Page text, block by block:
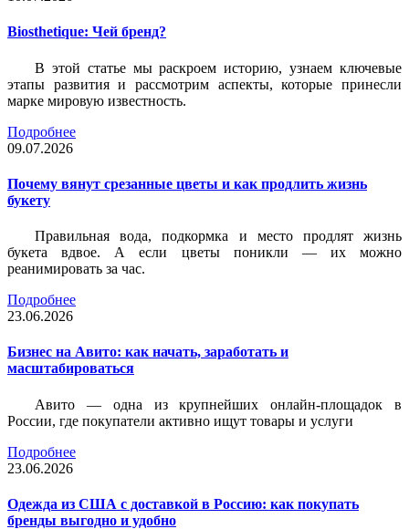
Biosthetique: Чей бренд?
В этой статье мы раскроем историю, узнаем ключевые
этапы развития и рассмотрим аспекты, которые принесли
марке мировую известность.
Подробнее
09.07.2026
Почему вянут срезанные цветы и как продлить жизнь
букету
Правильная вода, подкормка и место продлят жизнь
букета вдвое. А если цветы поникли — их можно
реанимировать за час.
Подробнее
23.06.2026
Бизнес на Авито: как начать, заработать и
масштабироваться
Авито — одна из крупнейших онлайн-площадок в
России, где покупатели активно ищут товары и услуги
Подробнее
23.06.2026
Одежда из США с доставкой в Россию: как покупать
бренды выгодно и удобно